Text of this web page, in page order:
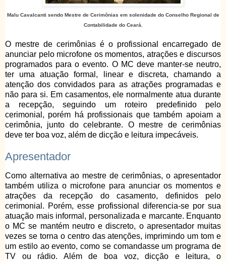
Malu Cavalcanti sendo Mestre de Cerimônias em solenidade do Conselho Regional de
Contabilidade do Ceará.
O mestre de cerimônias é o profissional encarregado de
anunciar pelo microfone os momentos, atrações e discursos
programados para o evento. O MC deve manter-se neutro,
ter uma atuação formal, linear e discreta, chamando a
atenção dos convidados para as atrações programadas e
não para si. Em casamentos, ele normalmente atua durante
a recepção, seguindo um roteiro predefinido pelo
cerimonial, porém há profissionais que também apoiam a
cerimônia, junto do celebrante. O mestre de cerimônias
deve ter boa voz, além de dicção e leitura impecáveis.
Apresentador
Como alternativa ao mestre de cerimônias, o apresentador
também utiliza o microfone para anunciar os momentos e
atrações da recepção do casamento, definidos pelo
cerimonial. Porém, esse profissional diferencia-se por sua
atuação mais informal, personalizada e marcante. Enquanto
o MC se mantém neutro e discreto, o apresentador muitas
vezes se torna o centro das atenções, imprimindo um tom e
um estilo ao evento, como se comandasse um programa de
TV ou rádio. Além de boa voz, dicção e leitura, o